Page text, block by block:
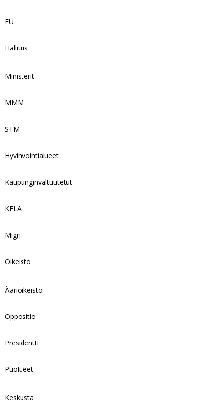
EU
Hallitus
Ministerit
MMM
STM
Hyvinvointialueet
Kaupunginvaltuutetut
KELA
Migri
Oikeisto
Äärioikeisto
Oppositio
Presidentti
Puolueet
Keskusta